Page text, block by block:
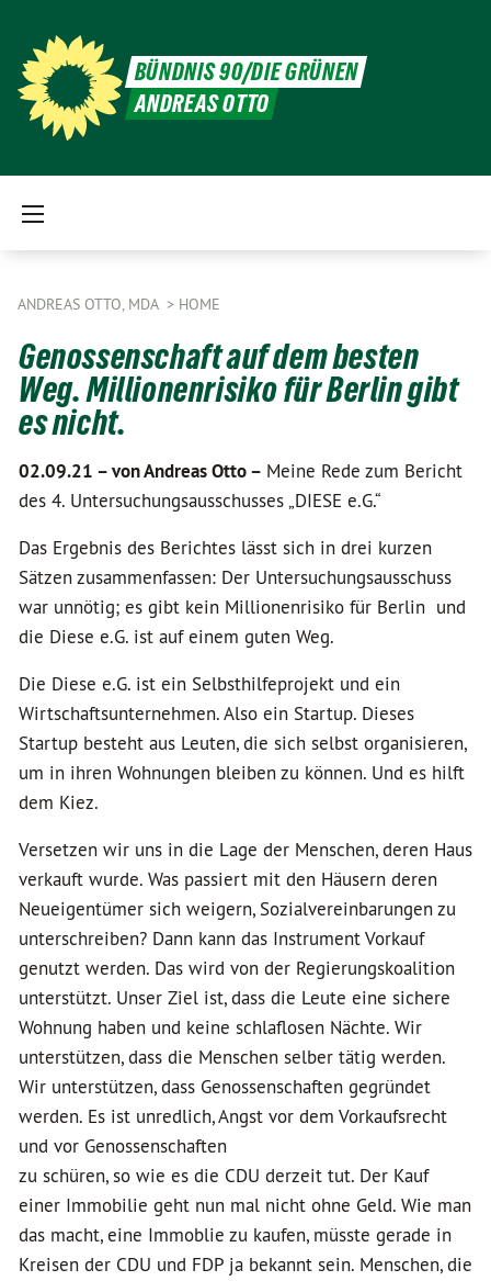
BÜNDNIS 90/DIE GRÜNEN
ANDREAS OTTO
ANDREAS OTTO, MDA HOME
Genossenschaft auf dem besten
Weg. Millionenrisiko für Berlin gibt
es nicht.
02.09.21 –von Andreas Otto – Meine Rede zum Bericht
des 4. Untersuchungsausschusses „DIESE e.G.“
Das Ergebnis des Berichtes lässt sich in drei kurzen
Sätzen zusammenfassen: Der Untersuchungsausschuss
war unnötig; es gibt kein Millionenrisiko für Berlin und
die Diese e.G. ist auf einem guten Weg.
Die Diese e.G. ist ein Selbsthilfeprojekt und ein
Wirtschaftsunternehmen. Also ein Startup. Dieses
Startup besteht aus Leuten, die sich selbst organisieren,
um in ihren Wohnungen bleiben zu können. Und es hilft
dem Kiez.
Versetzen wir uns in die Lage der Menschen, deren Haus
verkauft wurde. Was passiert mit den Häusern deren
Neueigentümer sich weigern, Sozialvereinbarungen zu
unterschreiben? Dann kann das Instrument Vorkauf
genutzt werden. Das wird von der Regierungskoalition
unterstützt. Unser Ziel ist, dass die Leute eine sichere
Wohnung haben und keine schlaflosen Nächte. Wir
unterstützen, dass die Menschen selber tätig werden.
Wir unterstützen, dass Genossenschaften gegründet
werden. Es ist unredlich, Angst vor dem Vorkaufsrecht
und vor Genossenschaften
zu schüren, so wie es die CDU derzeit tut. Der Kauf
einer Immobilie geht nun mal nicht ohne Geld. Wie man
das macht, eine Immoblie zu kaufen, müsste gerade in
Kreisen der CDU und FDP ja bekannt sein. Menschen, die